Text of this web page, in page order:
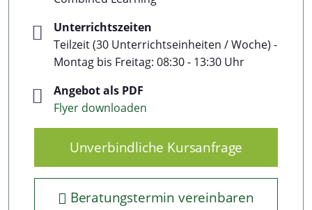
Unterrichtszeiten
Teilzeit (30 Unterrichtseinheiten / Woche) -
Montag bis Freitag: 08:30 - 13:30 Uhr
Angebot als PDF
Flyer downloaden
Unverbindliche Kursanfrage
Beratungstermin vereinbaren